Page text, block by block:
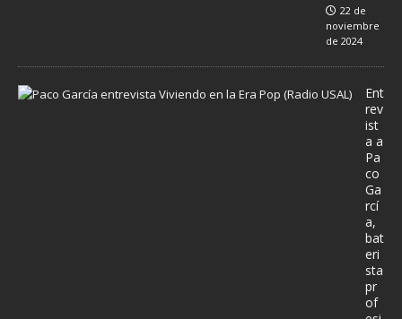
22 de
noviembre
de 2024
Ent
rev
ist
a a
Pa
co
Ga
rcí
a,
bat
eri
sta
pr
of